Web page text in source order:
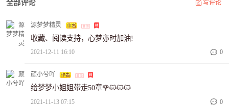
全部评论 写评论
源梦梦精灵
收藏、阅读支持，心梦亦时加油!
2021-12-11 16:10 0
颜小兮吖
给梦梦小姐姐带走50章🌹🐱🐱🐱
2021-11-13 07:15 0